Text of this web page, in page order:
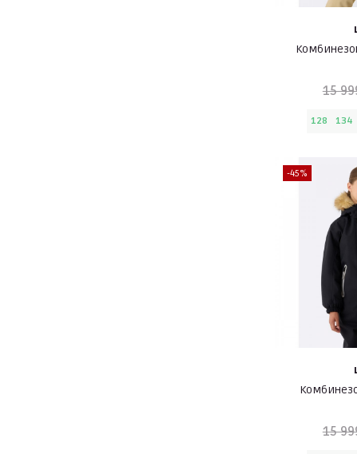
15
128 134
-45%
15